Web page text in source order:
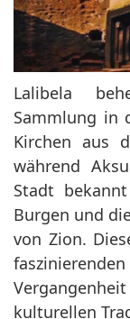
Lalibela
Sammlung in
Kirchen aus
während
Stadt
Burgen und
von Zion.
kulturellen